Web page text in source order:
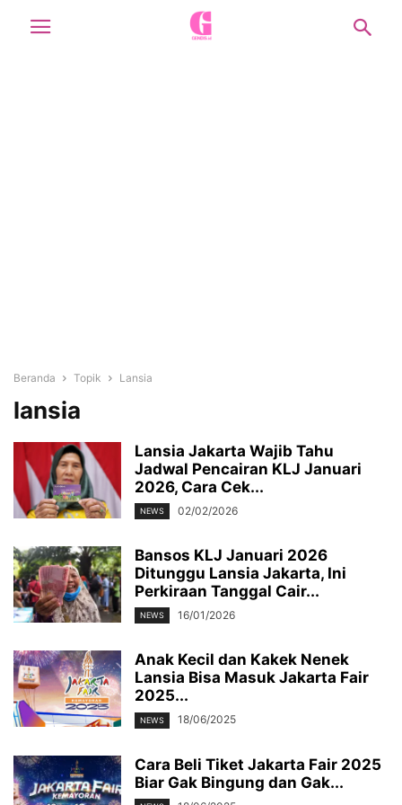
Beranda Topik Lansia
lansia
Lansia Jakarta Wajib Tahu
Jadwal Pencairan KLJ Januari
2026, Cara Cek...
NEWS 02/02/2026
Bansos KLJ Januari 2026
Ditunggu Lansia Jakarta, Ini
Perkiraan Tanggal Cair...
NEWS 16/01/2026
Anak Kecil dan Kakek Nenek
Lansia Bisa Masuk Jakarta Fair
2025...
NEWS 18/06/2025
Cara Beli Tiket Jakarta Fair 2025
Biar Gak Bingung dan Gak...